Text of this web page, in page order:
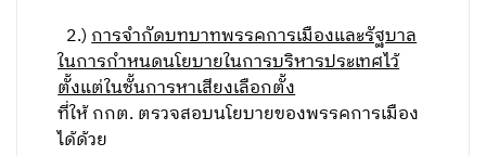
2.)การจำกัดบทบาทพรรคการเมืองและรัฐบาล
ในการกำหนดนโยบายในการบริหารประเทศไว้
ตั้งแต่ในชั้นการหาเสียงเลือกตั้ง
ที่ให้ กกต. ตรวจสอบนโยบายของพรรคการเมือง
ได้ด้วย